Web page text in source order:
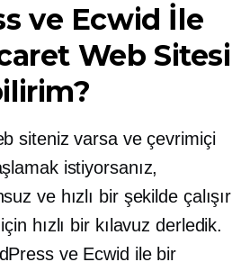
ve Ecwid İle
Web Sitesi
siteniz varsa ve çevrimiçi
istiyorsanız,
ve hızlı bir şekilde çalışır
hızlı bir kılavuz derledik.
ve Ecwid ile bir